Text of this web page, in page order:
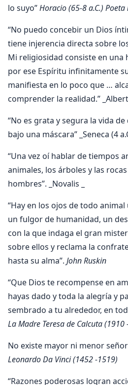
lo suyo”Horacio (65-8 a.C.)
“No puedo concebir un Dios
tiene injerencia directa sobre
Mi religiosidad consiste en una
por ese Espíritu infinitamente
manifiesta en lo poco que …
comprender la realidad.” _Albert
“No es grata y segura la vida
bajo una máscara” _Seneca (4
“Una vez oí hablar de tiempos
animales, los árboles y las
hombres”. _Novalis _
“Hay en los ojos de todo
un fulgor de humanidad, un
con la que indaga el gran
sobre ellos y reclama la
hasta su alma”. John Ruskin
“Que Dios te recompense en
hayas dado y toda la alegría y
sembrado a tu alrededor, en
La Madre Teresa de Calcuta (1910
No existe mayor ni menor
Leonardo Da Vinci (1452 -1519)
“Razones poderosas logran